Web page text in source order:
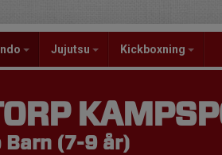
Jujutsu Kickboxning
Barn (7-9 år)